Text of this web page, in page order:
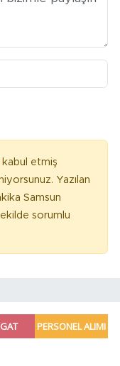
kabul etmiş
Yazılan
Samsun
sorumlu